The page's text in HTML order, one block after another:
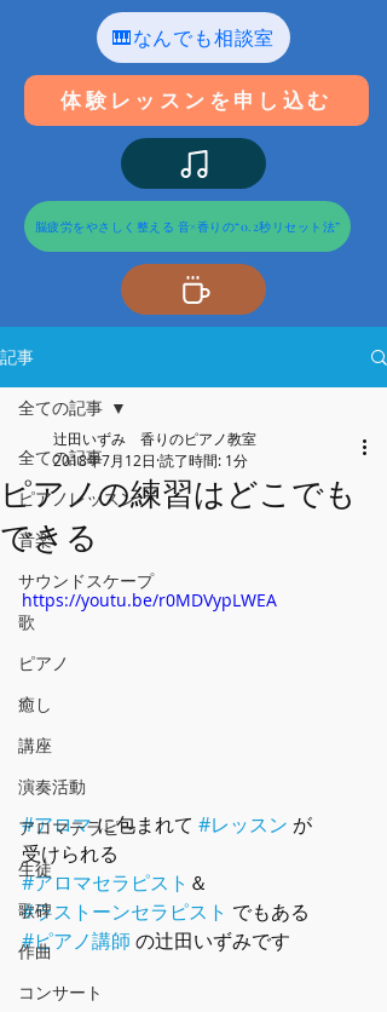
🎹なんでも相談室
体験レッスンを申し込む
脳疲労をやさしく整える 音×香りの“0.2秒リセット法”
記事
全ての記事
ピアノレッスン
音楽
サウンドスケープ
歌
ピアノ
癒し
講座
演奏活動
アロマテラピー
生徒
歌碑
作曲
コンサート
全ての記事
ピアノの練習はどこでも
できる
辻田いずみ 香りのピアノ教室
2018年7月12日 読了時間: 1分
https://youtu.be/r0MDVypLWEA
#アロマ に包まれて #レッスン が
受けられる
#アロマセラピスト ＆
#ラストーンセラピスト でもある
#ピアノ講師 の辻田いずみです